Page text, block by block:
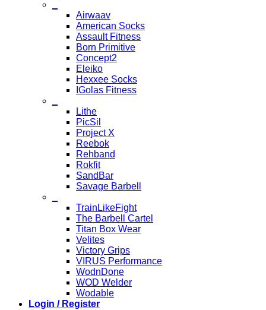
Airwaav
American Socks
Assault Fitness
Born Primitive
Concept2
Eleiko
Hexxee Socks
IGolas Fitness
Lithe
PicSil
Project X
Reebok
Rehband
Rokfit
SandBar
Savage Barbell
TrainLikeFight
The Barbell Cartel
Titan Box Wear
Velites
Victory Grips
VIRUS Performance
WodnDone
WOD Welder
Wodable
Login / Register